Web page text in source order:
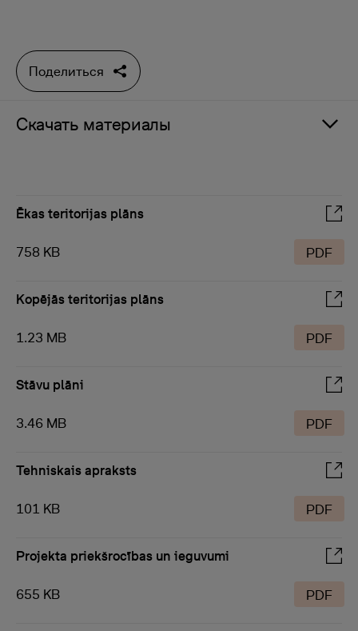
Поделиться
Скачать материалы
Ēkas teritorijas plāns
758 KB PDF
Kopējās teritorijas plāns
1.23 MB PDF
Stāvu plāni
3.46 MB PDF
Tehniskais apraksts
101 KB PDF
Projekta priekšrocības un ieguvumi
655 KB PDF